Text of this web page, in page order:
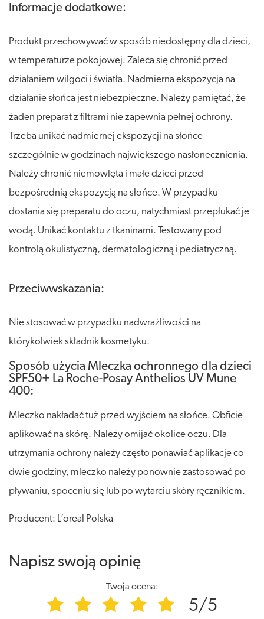
Informacje dodatkowe:
Produkt przechowywać w sposób niedostępny dla dzieci,
w temperaturze pokojowej. Zaleca się chronić przed
działaniem wilgoci i światła. Nadmierna ekspozycja na
działanie słońca jest niebezpieczne. Należy pamiętać, że
żaden preparat z filtrami nie zapewnia pełnej ochrony.
Trzeba unikać nadmiernej ekspozycji na słońce –
szczególnie w godzinach największego nasłonecznienia.
Należy chronić niemowlęta i małe dzieci przed
bezpośrednią ekspozycją na słońce. W przypadku
dostania się preparatu do oczu, natychmiast przepłukać je
wodą. Unikać kontaktu z tkaninami. Testowany pod
kontrolą okulistyczną, dermatologiczną i pediatryczną.
Przeciwwskazania:
Nie stosować w przypadku nadwrażliwości na
którykolwiek składnik kosmetyku.
Sposób użycia Mleczka ochronnego dla dzieci
SPF50+ La Roche-Posay Anthelios UV Mune
400:
Mleczko nakładać tuż przed wyjściem na słońce. Obficie
aplikować na skórę. Należy omijać okolice oczu. Dla
utrzymania ochrony należy często ponawiać aplikacje co
dwie godziny, mleczko należy ponownie zastosować po
pływaniu, spoceniu się lub po wytarciu skóry ręcznikiem.
Producent: L’oreal Polska
Napisz swoją opinię
Twoja ocena:
5/5